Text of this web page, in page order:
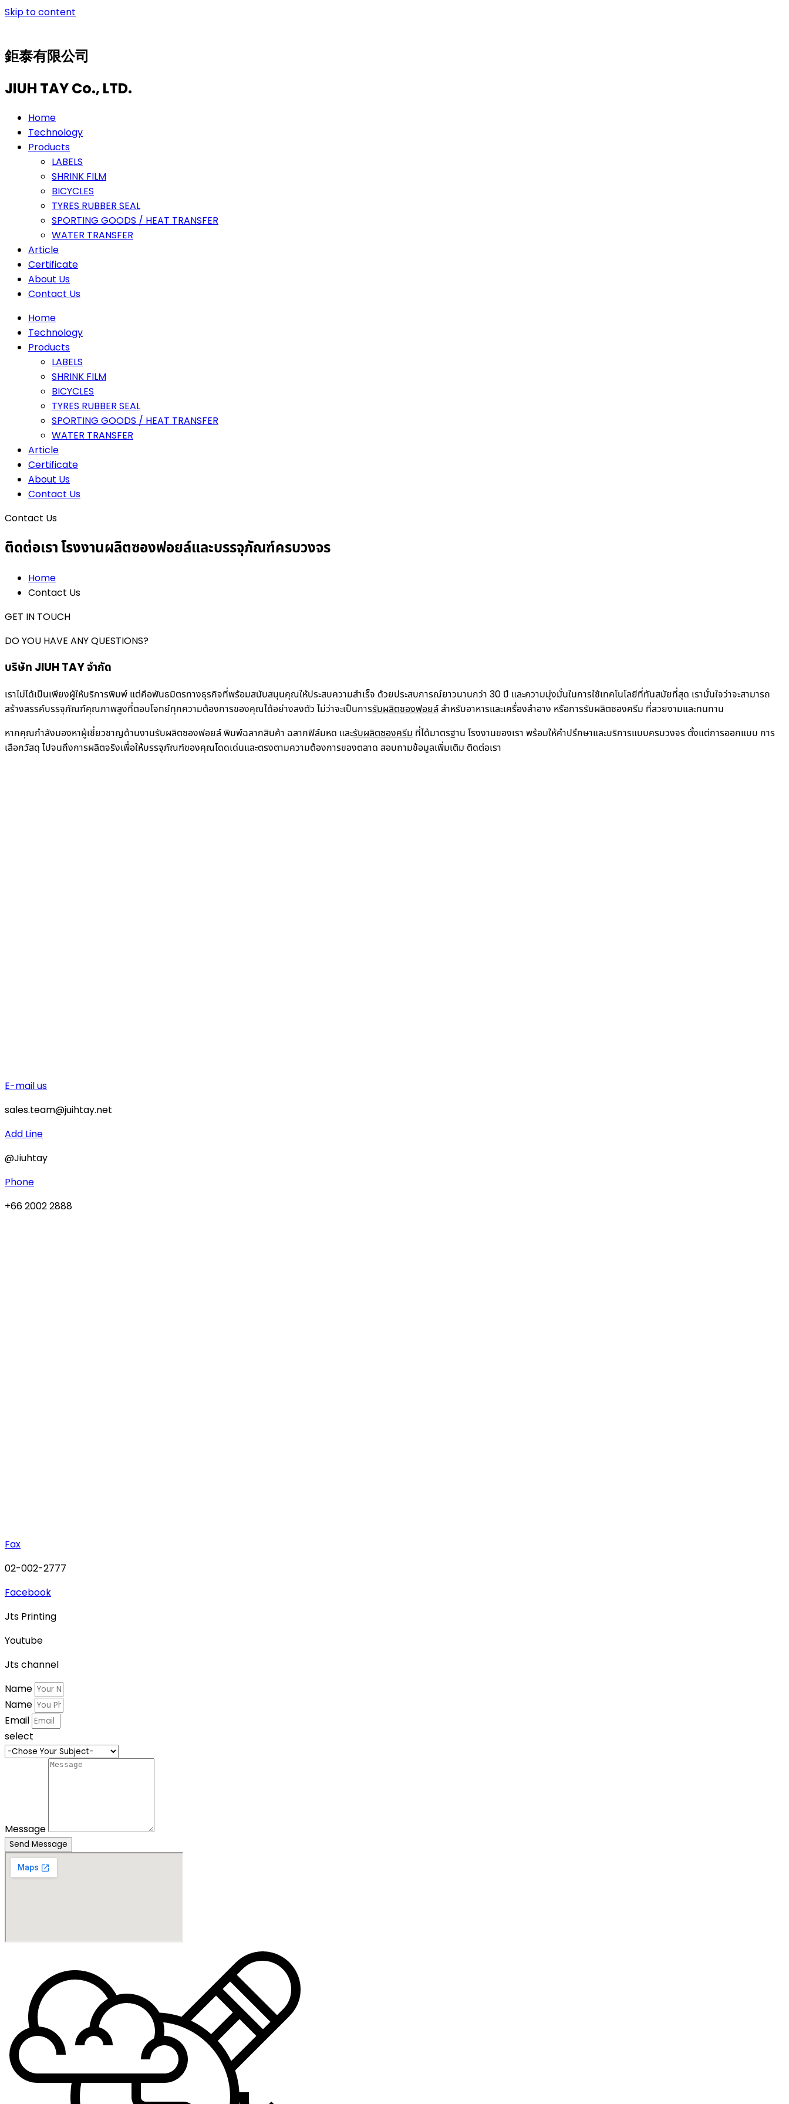
Skip to content
鉅泰有限公司
JIUH TAY Co., LTD.
Home
Technology
Products
LABELS
SHRINK FILM
BICYCLES
TYRES RUBBER SEAL
SPORTING GOODS / HEAT TRANSFER
WATER TRANSFER
Article
Certificate
About Us
Contact Us
Home
Technology
Products
LABELS
SHRINK FILM
BICYCLES
TYRES RUBBER SEAL
SPORTING GOODS / HEAT TRANSFER
WATER TRANSFER
Article
Certificate
About Us
Contact Us
Contact Us
ติดต่อเรา โรงงานผลิตซองฟอยล์และบรรจุภัณฑ์ครบวงจร
Home
Contact Us
GET IN TOUCH
DO YOU HAVE ANY QUESTIONS?
บริษัท JIUH TAY จำกัด
เราไม่ได้เป็นเพียงผู้ให้บริการพิมพ์ แต่คือพันธมิตรทางธุรกิจที่พร้อมสนับสนุนคุณให้ประสบความสำเร็จ ด้วยประสบการณ์ยาวนานกว่า 30 ปี และความมุ่งมั่นในการใช้เทคโนโลยีที่ทันสมัยที่สุด เรามั่นใจว่าจะสามารถ
สร้างสรรค์บรรจุภัณฑ์คุณภาพสูงที่ตอบโจทย์ทุกความต้องการของคุณได้อย่างลงตัว ไม่ว่าจะเป็นการรับผลิตซองฟอยล์สำหรับอาหารและเครื่องสำอาง หรือการรับผลิตซองครีม ที่สวยงามและทนทาน
หากคุณกำลังมองหาผู้เชี่ยวชาญด้านงานรับผลิตซองฟอยล์ พิมพ์ฉลากสินค้า ฉลากฟิล์มหด และรับผลิตซองครีม ที่ได้มาตรฐาน โรงงานของเรา พร้อมให้คำปรึกษาและบริการแบบครบวงจร ตั้งแต่การออกแบบ การ
เลือกวัสดุ ไปจนถึงการผลิตจริงเพื่อให้บรรจุภัณฑ์ของคุณโดดเด่นและตรงตามความต้องการของตลาด สอบถามข้อมูลเพิ่มเติม ติดต่อเรา
E-mail us
sales.team@juihtay.net
Add Line
@Jiuhtay
Phone
+66 2002 2888
Fax
02-002-2777
Facebook
Jts Printing
Youtube
Jts channel
Name
Name
Email
select
Message
Send Message